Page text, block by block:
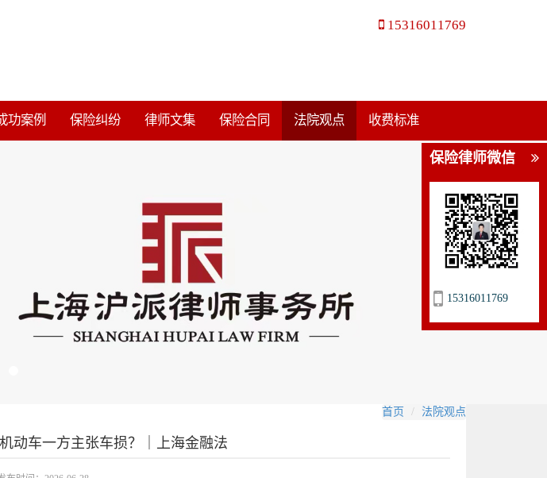
15316011769
功案例 保险纠纷 律师文集 保险合同 法院观点 收费标准
首页 法院观点
动车一方主张车损？｜上海金融法
保险律师微信
15316011769